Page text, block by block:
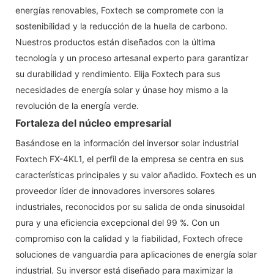
energías renovables, Foxtech se compromete con la
sostenibilidad y la reducción de la huella de carbono.
Nuestros productos están diseñados con la última
tecnología y un proceso artesanal experto para garantizar
su durabilidad y rendimiento. Elija Foxtech para sus
necesidades de energía solar y únase hoy mismo a la
revolución de la energía verde.
Fortaleza del núcleo empresarial
Basándose en la información del inversor solar industrial
Foxtech FX-4KL1, el perfil de la empresa se centra en sus
características principales y su valor añadido. Foxtech es un
proveedor líder de innovadores inversores solares
industriales, reconocidos por su salida de onda sinusoidal
pura y una eficiencia excepcional del 99 %. Con un
compromiso con la calidad y la fiabilidad, Foxtech ofrece
soluciones de vanguardia para aplicaciones de energía solar
industrial. Su inversor está diseñado para maximizar la